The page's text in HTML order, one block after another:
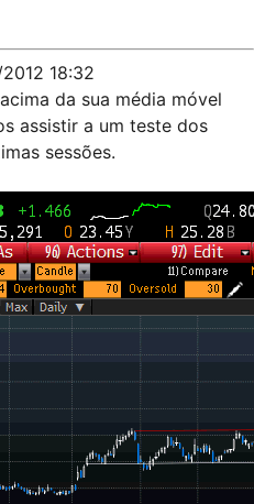
18:32
da sua média móvel
assistir a um teste dos
sessões.